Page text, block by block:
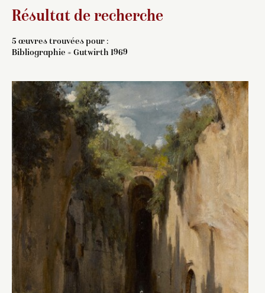
Résultat de recherche
5 œuvres trouvées pour :
Bibliographie = Gutwirth 1969